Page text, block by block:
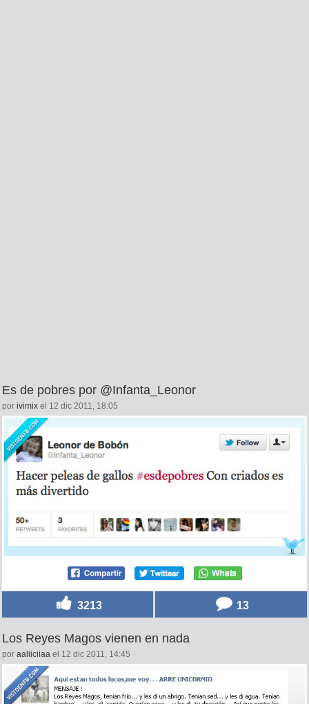
Es de pobres por @Infanta_Leonor
por ivimix el 12 dic 2011, 18:05
3213 13
Los Reyes Magos vienen en nada
por aaliiciiaa el 12 dic 2011, 14:45